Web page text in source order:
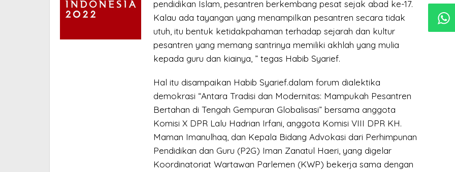
pendidikan Islam, pesantren berkembang pesat sejak abad ke-17.
Kalau ada tayangan yang menampilkan pesantren secara tidak
utuh, itu bentuk ketidakpahaman terhadap sejarah dan kultur
pesantren yang memang santrinya memiliki akhlah yang mulia
kepada guru dan kiainya, ” tegas Habib Syarief.
Hal itu disampaikan Habib Syarief.dalam forum dialektika
demokrasi “Antara Tradisi dan Modernitas: Mampukah Pesantren
Bertahan di Tengah Gempuran Globalisasi” bersama anggota
Komisi X DPR Lalu Hadrian Irfani, anggota Komisi VIII DPR KH.
Maman Imanulhaq, dan Kepala Bidang Advokasi dari Perhimpunan
Pendidikan dan Guru (P2G) Iman Zanatul Haeri, yang digelar
Koordinatoriat Wartawan Parlemen (KWP) bekerja sama dengan